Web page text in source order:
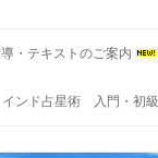
・テキストのご案内
インド占星術 入門・初級